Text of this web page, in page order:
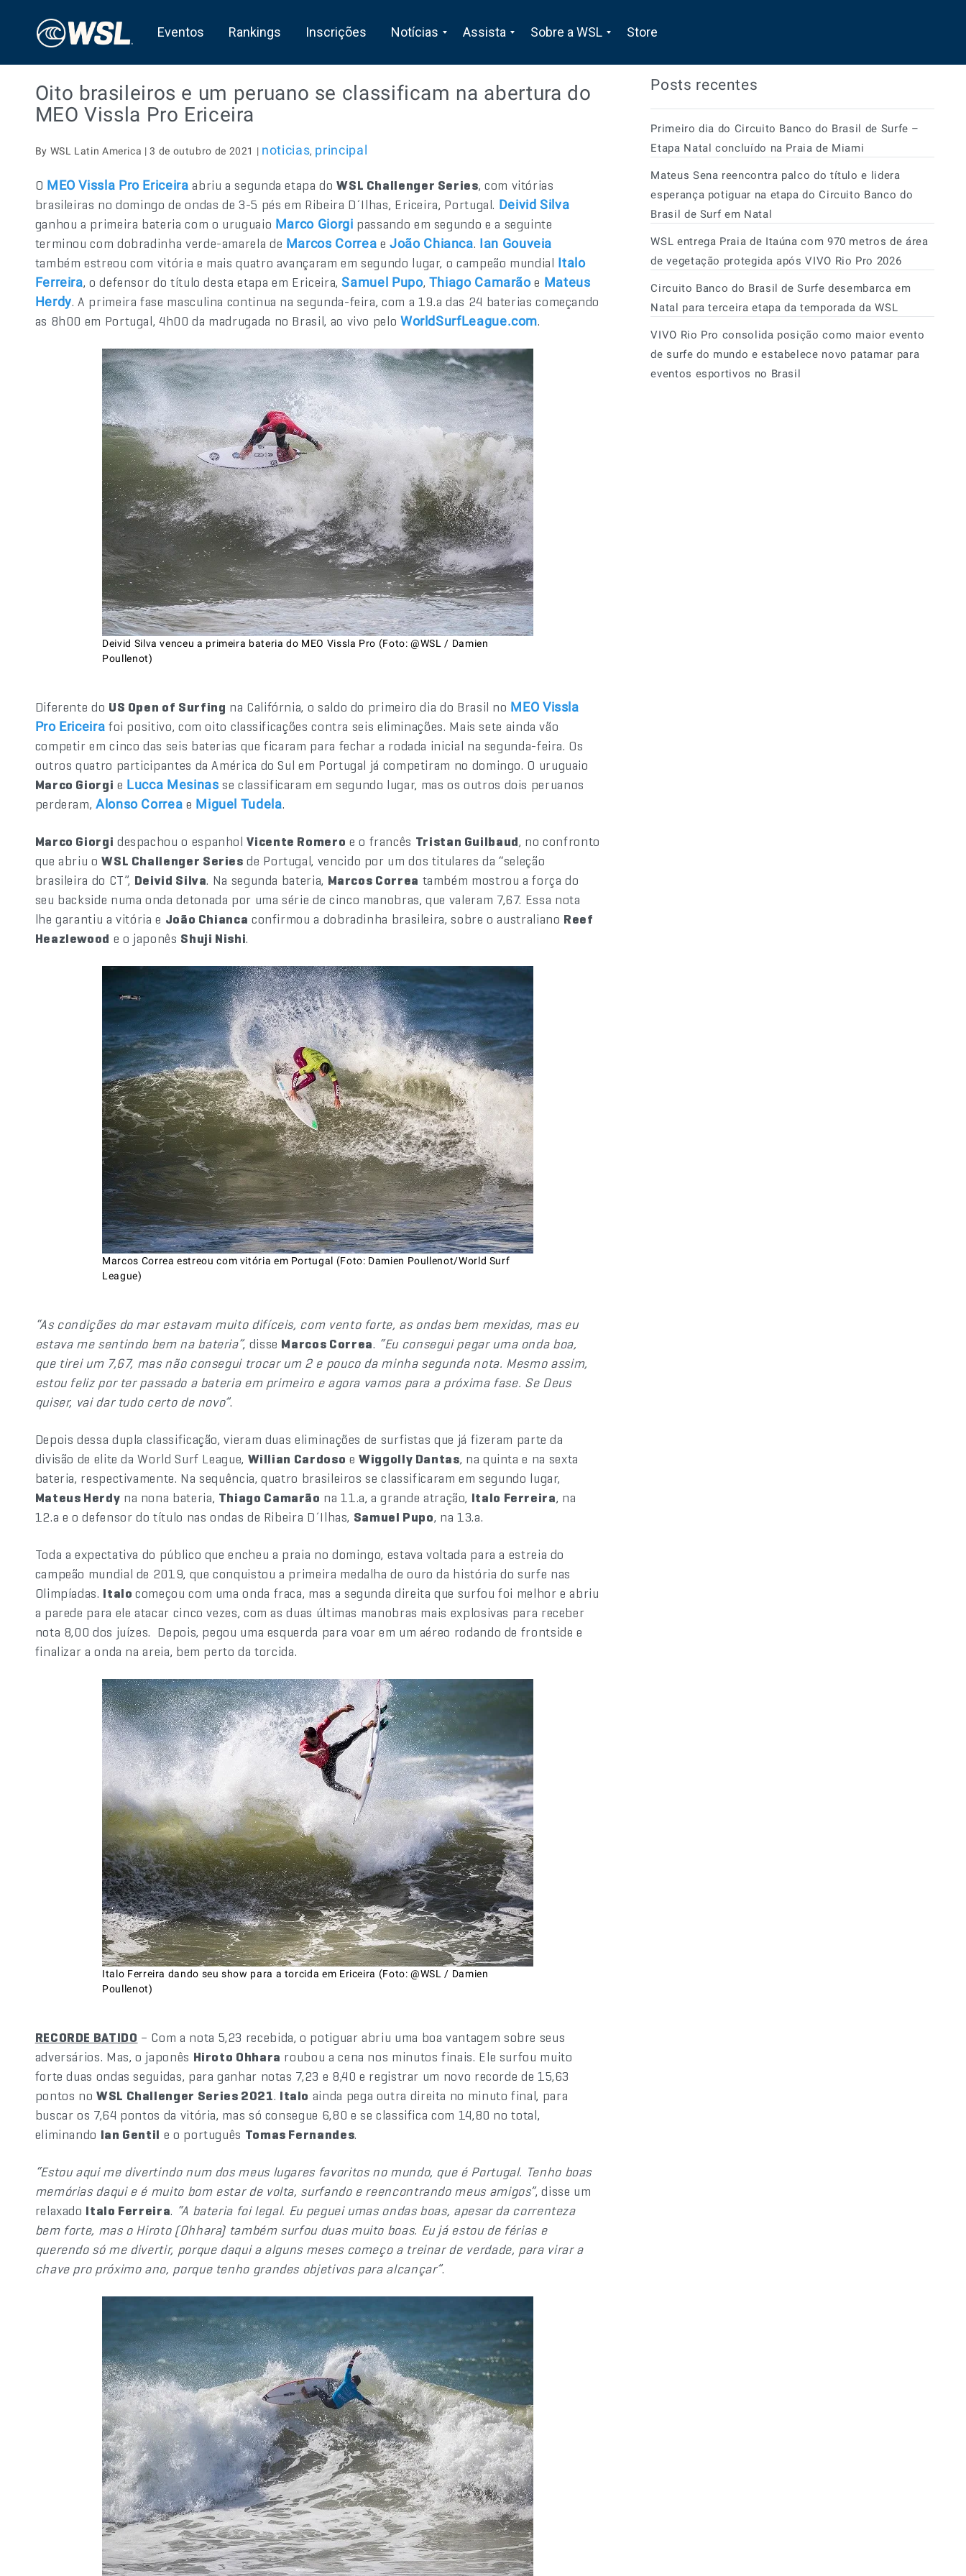
Eventos Rankings Inscrições Notícias Assista Sobre a WSL Store
Oito brasileiros e um peruano se classificam na abertura do
MEO Vissla Pro Ericeira
By WSL Latin America | 3 de outubro de 2021 | noticias, principal
O MEO Vissla Pro Ericeira abriu a segunda etapa doWSL Challenger Series, com vitórias
brasileiras no domingo de ondas de 3-5 pés em Ribeira D´Ilhas, Ericeira, Portugal. Deivid Silva
ganhou a primeira bateria com o uruguaio Marco Giorgi passando em segundo e a seguinte
terminou com dobradinha verde-amarela de Marcos Correa eJoão Chianca. Ian Gouveia
também estreou com vitória e mais quatro avançaram em segundo lugar, o campeão mundial Italo
Ferreira, o defensor do título desta etapa em Ericeira,Samuel Pupo, Thiago Camarãoe Mateus
Herdy. A primeira fase masculina continua na segunda-feira, com a 19.a das 24 baterias começando
as 8h00 em Portugal, 4h00 da madrugada no Brasil, ao vivo pelo WorldSurfLeague.com.
Deivid Silva venceu a primeira bateria do MEO Vissla Pro (Foto: @WSL / Damien
Poullenot)
Diferente do US Open of Surfing na Califórnia, o saldo do primeiro dia do Brasil no MEO Vissla
Pro Ericeira foi positivo, com oito classificações contra seis eliminações. Mais sete ainda vão
competir em cinco das seis baterias que ficaram para fechar a rodada inicial na segunda-feira. Os
outros quatro participantes da América do Sul em Portugal já competiram no domingo. O uruguaio
Marco Giorgi e Lucca Mesinas se classificaram em segundo lugar, mas os outros dois peruanos
perderam, Alonso Correa e Miguel Tudela.
Marco Giorgi despachou o espanholVicente Romero e o francês Tristan Guilbaud, no confronto
que abriu oWSL Challenger Series de Portugal, vencido por um dos titulares da “seleção
brasileira do CT”, Deivid Silva. Na segunda bateria, Marcos Correa também mostrou a força do
seu backside numa onda detonada por uma série de cinco manobras, que valeram 7,67. Essa nota
lhe garantiu a vitória e João Chianca confirmou a dobradinha brasileira, sobre o australiano Reef
Heazlewood e o japonês Shuji Nishi.
Marcos Correa estreou com vitória em Portugal (Foto: Damien Poullenot/World Surf
League)
“As condições do mar estavam muito difíceis, com vento forte, as ondas bem mexidas, mas eu
estava me sentindo bem na bateria”, disse Marcos Correa. “Eu consegui pegar uma onda boa,
que tirei um 7,67, mas não consegui trocar um 2 e pouco da minha segunda nota. Mesmo assim,
estou feliz por ter passado a bateria em primeiro e agora vamos para a próxima fase. Se Deus
quiser, vai dar tudo certo de novo”.
Depois dessa dupla classificação, vieram duas eliminações de surfistas que já fizeram parte da
divisão de elite da World Surf League, Willian Cardoso eWiggolly Dantas, na quinta e na sexta
bateria, respectivamente. Na sequência, quatro brasileiros se classificaram em segundo lugar,
Mateus Herdy na nona bateria, Thiago Camarão na 11.a, a grande atração, Italo Ferreira, na
12.a e o defensor do título nas ondas de Ribeira D´Ilhas, Samuel Pupo, na 13.a.
Toda a expectativa do público que encheu a praia no domingo, estava voltada para a estreia do
campeão mundial de 2019, que conquistou a primeira medalha de ouro da história do surfe nas
Olimpíadas. Italocomeçou com uma onda fraca, mas a segunda direita que surfou foi melhor e abriu
a parede para ele atacar cinco vezes, com as duas últimas manobras mais explosivas para receber
nota 8,00 dos juízes. Depois, pegou uma esquerda para voar em um aéreo rodando de frontside e
finalizar a onda na areia, bem perto da torcida.
Italo Ferreira dando seu show para a torcida em Ericeira (Foto: @WSL / Damien
Poullenot)
RECORDE BATIDO – Com a nota 5,23 recebida, o potiguar abriu uma boa vantagem sobre seus
adversários. Mas, o japonês Hiroto Ohhara roubou a cena nos minutos finais. Ele surfou muito
forte duas ondas seguidas, para ganhar notas 7,23 e 8,40 e registrar um novo recorde de 15,63
pontos no WSL Challenger Series 2021. Italo ainda pega outra direita no minuto final, para
buscar os 7,64 pontos da vitória, mas só consegue 6,80 e se classifica com 14,80 no total,
eliminando Ian Gentil e o português Tomas Fernandes.
“Estou aqui me divertindo num dos meus lugares favoritos no mundo, que é Portugal. Tenho boas
memórias daqui e é muito bom estar de volta, surfando e reencontrando meus amigos”, disse um
relaxado Italo Ferreira. “A bateria foi legal. Eu peguei umas ondas boas, apesar da correnteza
bem forte, mas o Hiroto (Ohhara) também surfou duas muito boas. Eu já estou de férias e
querendo só me divertir, porque daqui a alguns meses começo a treinar de verdade, para virar a
chave pro próximo ano, porque tenho grandes objetivos para alcançar”.
Posts recentes
Primeiro dia do Circuito Banco do Brasil de Surfe –
Etapa Natal concluído na Praia de Miami
Mateus Sena reencontra palco do título e lidera
esperança potiguar na etapa do Circuito Banco do
Brasil de Surf em Natal
WSL entrega Praia de Itaúna com 970 metros de área
de vegetação protegida após VIVO Rio Pro 2026
Circuito Banco do Brasil de Surfe desembarca em
Natal para terceira etapa da temporada da WSL
VIVO Rio Pro consolida posição como maior evento
de surfe do mundo e estabelece novo patamar para
eventos esportivos no Brasil